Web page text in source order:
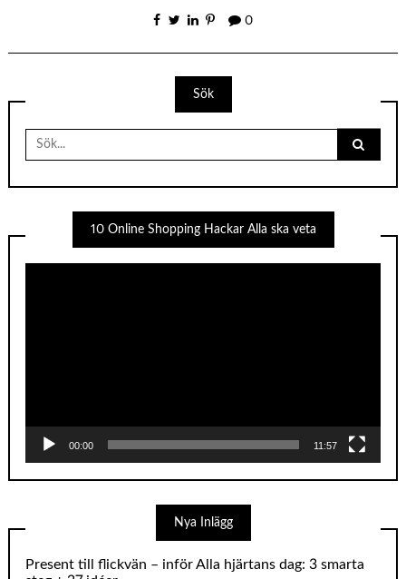
0
Sök
Search
for:
10 Online Shopping Hackar Alla ska veta
00:00 11:57
Nya Inlägg
Present till flickvän – inför Alla hjärtans dag: 3 smarta